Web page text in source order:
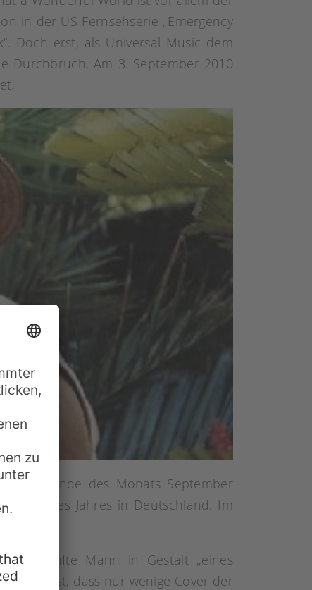
in der US-Fernsehserie „Emergency
Doch erst, als Universal Music dem
Durchbruch. Am 3. September 2010
Noch Ende des Monats September
des Jahres in Deutschland. Im
sanfte Mann in Gestalt „eines
Fakt ist, dass nur wenige Cover der